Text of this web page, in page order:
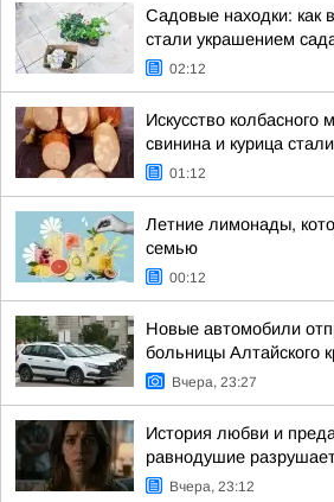
Садовые находки: как
стали украшением
02:12
Искусство колбасного
свинина и курица
01:12
Летние лимонады,
семью
00:12
Новые автомобили
больницы Алтайского
Вчера, 23:27
История любви и
равнодушие
Вчера, 23:12